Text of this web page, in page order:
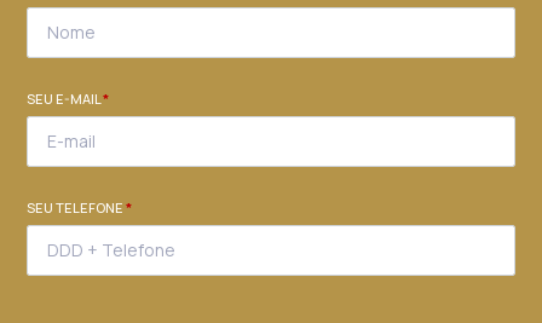
SEU E-MAIL*
SEU TELEFONE*